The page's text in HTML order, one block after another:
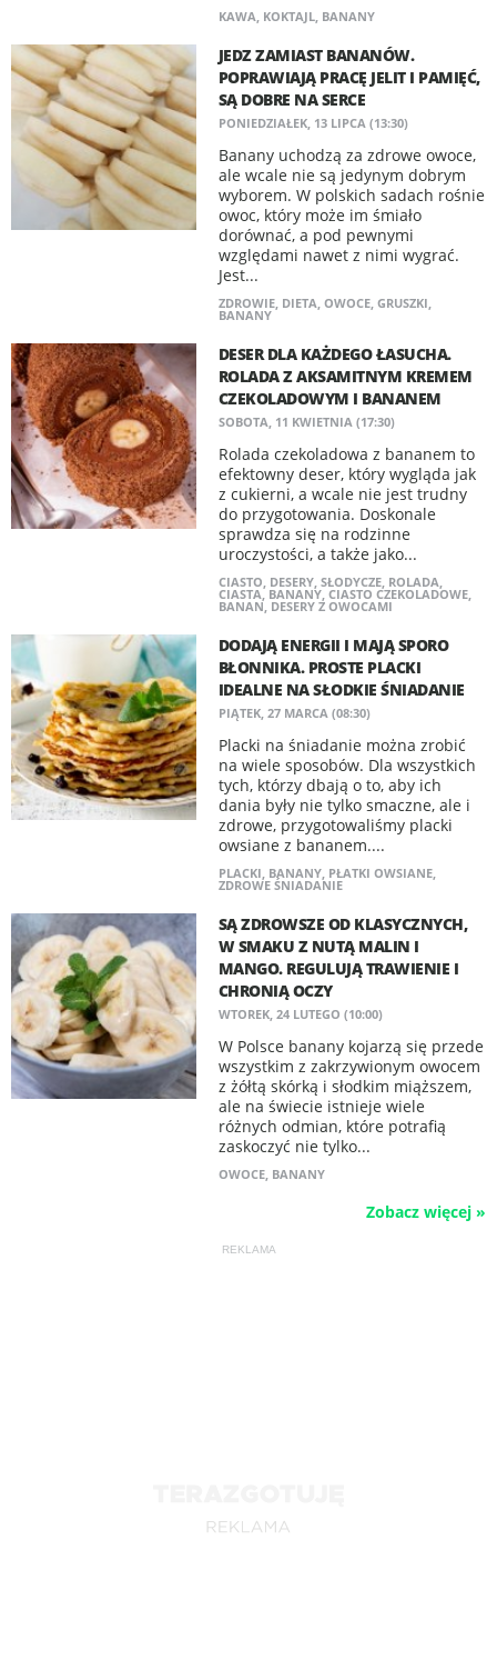
KAWA, KOKTAJL, BANANY
JEDZ ZAMIAST BANANÓW.
POPRAWIAJĄ PRACĘ JELIT I PAMIĘĆ,
SĄ DOBRE NA SERCE
PONIEDZIAŁEK, 13 LIPCA (13:30)
Banany uchodzą za zdrowe owoce,
ale wcale nie są jedynym dobrym
wyborem. W polskich sadach rośnie
owoc, który może im śmiało
dorównać, a pod pewnymi
względami nawet z nimi wygrać.
Jest...
ZDROWIE, DIETA, OWOCE, GRUSZKI,
BANANY
DESER DLA KAŻDEGO ŁASUCHA.
ROLADA Z AKSAMITNYM KREMEM
CZEKOLADOWYM I BANANEM
SOBOTA, 11 KWIETNIA (17:30)
Rolada czekoladowa z bananem to
efektowny deser, który wygląda jak
z cukierni, a wcale nie jest trudny
do przygotowania. Doskonale
sprawdza się na rodzinne
uroczystości, a także jako...
CIASTO, DESERY, SŁODYCZE, ROLADA,
CIASTA, BANANY, CIASTO CZEKOLADOWE,
BANAN, DESERY Z OWOCAMI
DODAJĄ ENERGII I MAJĄ SPORO
BŁONNIKA. PROSTE PLACKI
IDEALNE NA SŁODKIE ŚNIADANIE
PIĄTEK, 27 MARCA (08:30)
Placki na śniadanie można zrobić
na wiele sposobów. Dla wszystkich
tych, którzy dbają o to, aby ich
dania były nie tylko smaczne, ale i
zdrowe, przygotowaliśmy placki
owsiane z bananem....
PLACKI, BANANY, PŁATKI OWSIANE,
ZDROWE ŚNIADANIE
SĄ ZDROWSZE OD KLASYCZNYCH,
W SMAKU Z NUTĄ MALIN I
MANGO. REGULUJĄ TRAWIENIE I
CHRONIĄ OCZY
WTOREK, 24 LUTEGO (10:00)
W Polsce banany kojarzą się przede
wszystkim z zakrzywionym owocem
z żółtą skórką i słodkim miąższem,
ale na świecie istnieje wiele
różnych odmian, które potrafią
zaskoczyć nie tylko...
OWOCE, BANANY
Zobacz więcej »
REKLAMA